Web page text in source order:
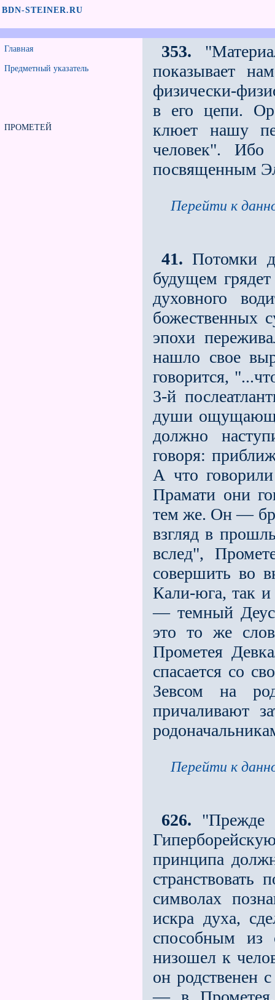
BDN-STEINER.RU
Главная
Предметный указатель
ПРОМЕТЕЙ
353.
показывает
физически-
в его цепи.
клюет нашу
человек". Ибо
посвященным
Перейти к
41. Потомки
будущем
духовного
божественных
эпохи
нашло свое
говорится,
3-й
души
должно
говоря:
А что
Прамати они
тем же. Он —
взгляд в
вслед",
совершить во
Кали-юга, так
— темный
это то же
Прометея
спасается со
Зевсом на
причаливают
Перейти к
626. "Прежде
принципа
символах
искра духа,
способным из
низошел к
он родственен